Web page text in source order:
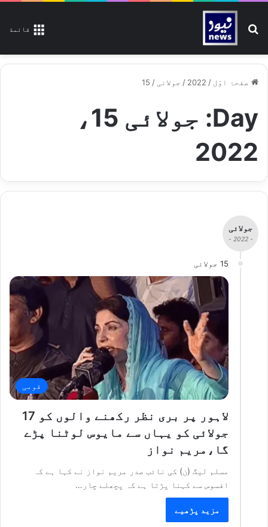
قائمة تلاش کیجیے
صفحۂ اوّل /
2022
/ جولائی /
15
Day:
جولائی 15،
2022
جولائی
- 2022 -
15 جولائی
قومی
لاہور پر بری نظر رکھنے والوں کو 17
جولائی کو یہاں سے مایوس لوٹنا پڑے
گا،مریم نواز
مسلم لیگ (ن) کی نائب صدر مریم نواز نے کہا ہے کہ
افسوس سے کہنا پڑتا ہے کہ پچھلے چار…
مزید پڑھیے